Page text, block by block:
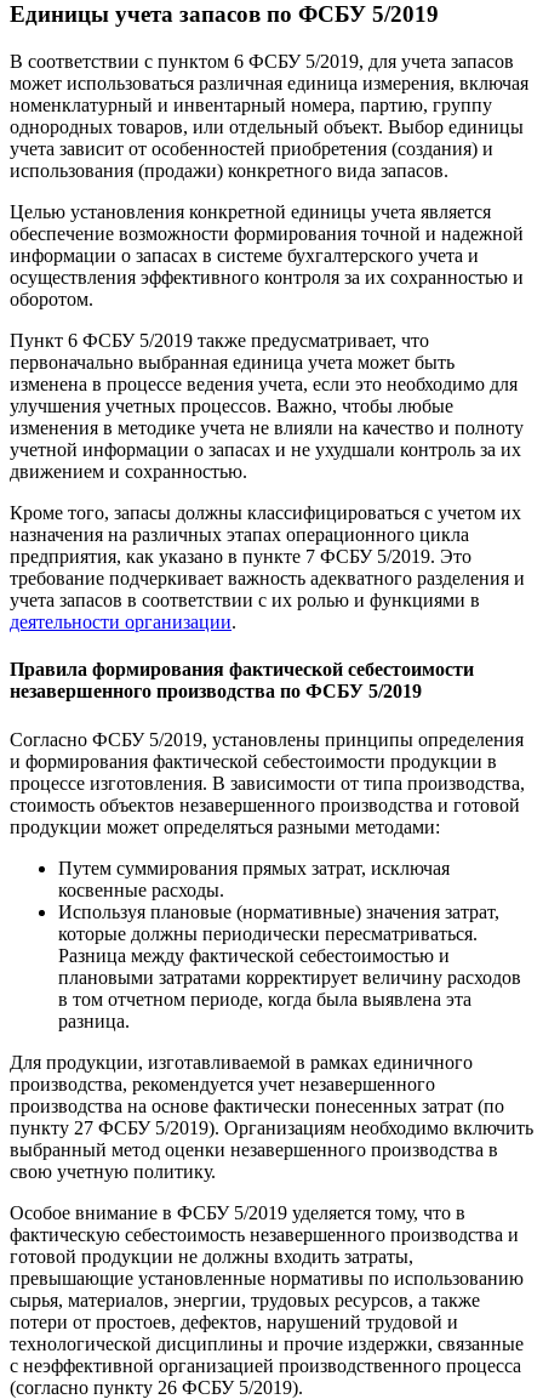
Единицы учета запасов по ФСБУ 5/2019
В соответствии с пунктом 6 ФСБУ 5/2019, для учета запасов
может использоваться различная единица измерения, включая
номенклатурный и инвентарный номера, партию, группу
однородных товаров, или отдельный объект. Выбор единицы
учета зависит от особенностей приобретения (создания) и
использования (продажи) конкретного вида запасов.
Целью установления конкретной единицы учета является
обеспечение возможности формирования точной и надежной
информации о запасах в системе бухгалтерского учета и
осуществления эффективного контроля за их сохранностью и
оборотом.
Пункт 6 ФСБУ 5/2019 также предусматривает, что
первоначально выбранная единица учета может быть
изменена в процессе ведения учета, если это необходимо для
улучшения учетных процессов. Важно, чтобы любые
изменения в методике учета не влияли на качество и полноту
учетной информации о запасах и не ухудшали контроль за их
движением и сохранностью.
Кроме того, запасы должны классифицироваться с учетом их
назначения на различных этапах операционного цикла
предприятия, как указано в пункте 7 ФСБУ 5/2019. Это
требование подчеркивает важность адекватного разделения и
учета запасов в соответствии с их ролью и функциями в
деятельности организации.
Правила формирования фактической себестоимости
незавершенного производства по ФСБУ 5/2019
Согласно ФСБУ 5/2019, установлены принципы определения
и формирования фактической себестоимости продукции в
процессе изготовления. В зависимости от типа производства,
стоимость объектов незавершенного производства и готовой
продукции может определяться разными методами:
Путем суммирования прямых затрат, исключая
косвенные расходы.
Используя плановые (нормативные) значения затрат,
которые должны периодически пересматриваться.
Разница между фактической себестоимостью и
плановыми затратами корректирует величину расходов
в том отчетном периоде, когда была выявлена эта
разница.
Для продукции, изготавливаемой в рамках единичного
производства, рекомендуется учет незавершенного
производства на основе фактически понесенных затрат (по
пункту 27 ФСБУ 5/2019). Организациям необходимо включить
выбранный метод оценки незавершенного производства в
свою учетную политику.
Особое внимание в ФСБУ 5/2019 уделяется тому, что в
фактическую себестоимость незавершенного производства и
готовой продукции не должны входить затраты,
превышающие установленные нормативы по использованию
сырья, материалов, энергии, трудовых ресурсов, а также
потери от простоев, дефектов, нарушений трудовой и
технологической дисциплины и прочие издержки, связанные
с неэффективной организацией производственного процесса
(согласно пункту 26 ФСБУ 5/2019).